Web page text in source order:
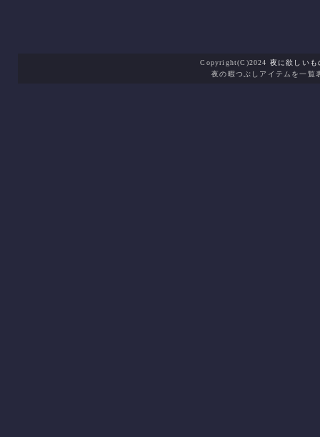
Copyright(C)2024 夜に欲しいも
夜の暇つぶしアイテムを一覧